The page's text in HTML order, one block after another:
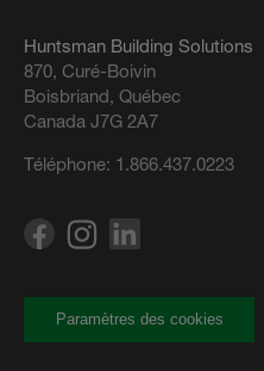
Huntsman Building Solutions
870, Curé-Boivin
Boisbriand, Québec
Canada J7G 2A7
Téléphone: 1.866.437.0223
Paramètres des cookies